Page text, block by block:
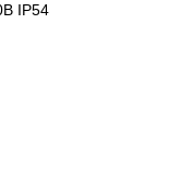
IP54